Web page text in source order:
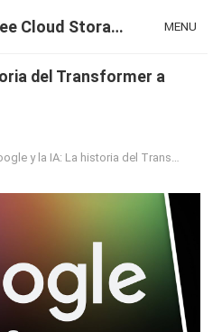
TeraBox Blog | 1TB Free Cloud Storage & All-in-One AI Space MENU
del Transformer a
y la IA: La historia del Transformer a Gemini